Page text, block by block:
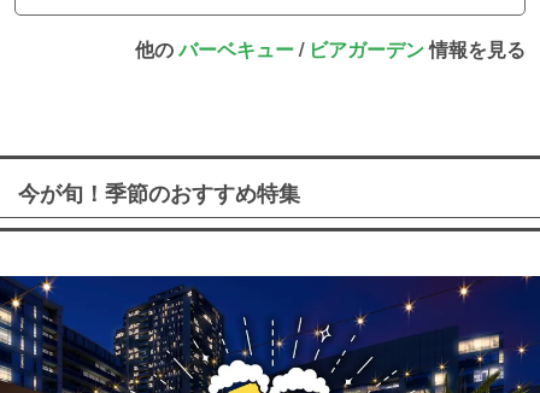
他のバーベキュー/ ビアガーデン情報を見る
今が旬！季節のおすすめ特集